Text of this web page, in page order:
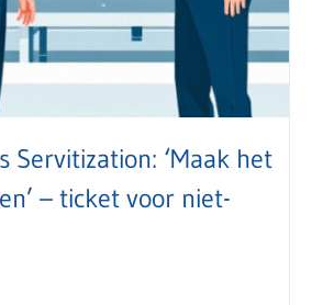
Servitization: ‘Maak het
– ticket voor niet-